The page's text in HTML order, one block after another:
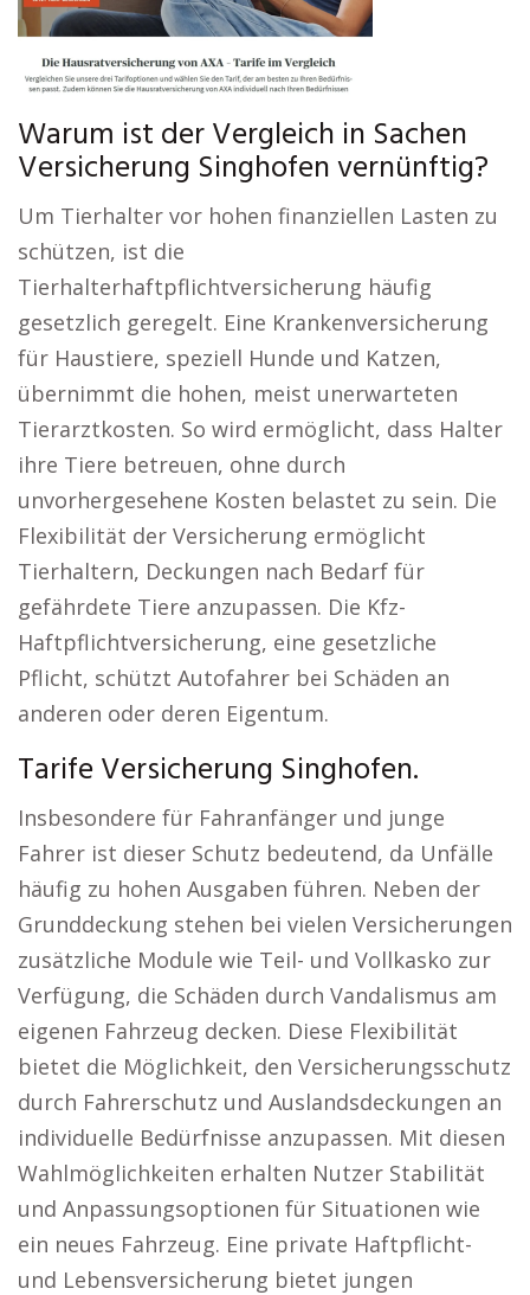
Warum ist der Vergleich in Sachen
Versicherung Singhofen vernünftig?
Um Tierhalter vor hohen finanziellen Lasten zu
schützen, ist die
Tierhalterhaftpflichtversicherung häufig
gesetzlich geregelt. Eine Krankenversicherung
für Haustiere, speziell Hunde und Katzen,
übernimmt die hohen, meist unerwarteten
Tierarztkosten. So wird ermöglicht, dass Halter
ihre Tiere betreuen, ohne durch
unvorhergesehene Kosten belastet zu sein. Die
Flexibilität der Versicherung ermöglicht
Tierhaltern, Deckungen nach Bedarf für
gefährdete Tiere anzupassen. Die Kfz-
Haftpflichtversicherung, eine gesetzliche
Pflicht, schützt Autofahrer bei Schäden an
anderen oder deren Eigentum.
Tarife Versicherung Singhofen.
Insbesondere für Fahranfänger und junge
Fahrer ist dieser Schutz bedeutend, da Unfälle
häufig zu hohen Ausgaben führen. Neben der
Grunddeckung stehen bei vielen Versicherungen
zusätzliche Module wie Teil- und Vollkasko zur
Verfügung, die Schäden durch Vandalismus am
eigenen Fahrzeug decken. Diese Flexibilität
bietet die Möglichkeit, den Versicherungsschutz
durch Fahrerschutz und Auslandsdeckungen an
individuelle Bedürfnisse anzupassen. Mit diesen
Wahlmöglichkeiten erhalten Nutzer Stabilität
und Anpassungsoptionen für Situationen wie
ein neues Fahrzeug. Eine private Haftpflicht-
und Lebensversicherung bietet jungen